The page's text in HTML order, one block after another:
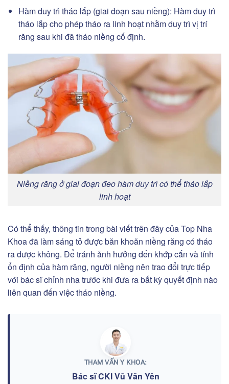
Hàm duy trì tháo lắp (giai đoạn sau niềng): Hàm duy trì
tháo lắp cho phép tháo ra linh hoạt nhằm duy trì vị trí
răng sau khi đã tháo niềng cố định.
Niềng răng ở giai đoạn đeo hàm duy trì có thể tháo lắp
linh hoạt
Có thể thấy, thông tin trong bài viết trên đây của Top Nha
Khoa đã làm sáng tỏ được băn khoăn niềng răng có tháo
ra được không. Để tránh ảnh hưởng đến khớp cắn và tính
ổn định của hàm răng, người niềng nên trao đổi trực tiếp
với bác sĩ chỉnh nha trước khi đưa ra bất kỳ quyết định nào
liên quan đến việc tháo niềng.
THAM VẤN Y KHOA:
Bác sĩ CKI Vũ Văn Yên